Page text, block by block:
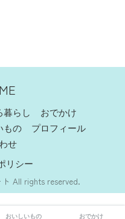
暮らし
おでかけ
もの
プロフィール
せ
リシー
All rights reserved.
おいしいもの おでかけ